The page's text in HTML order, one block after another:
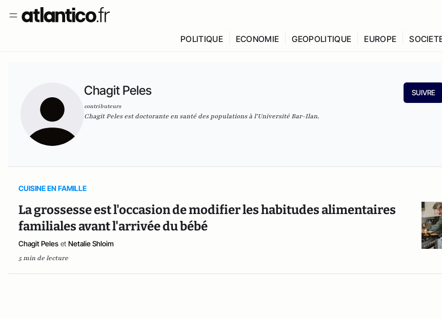
POLITIQUE ECONOMIE GEOPOLITIQUE EUROPE
Chagit Peles
contributeurs
SUIVRE
Chagit Peles est doctorante en santé des populations à l'Université Bar-Ilan.
CUISINE EN FAMILLE
La grossesse est l'occasion de modifier les habitudes alimentaires
familiales avant l'arrivée du bébé
Chagit Peles et Netalie Shloim
5 min de lecture